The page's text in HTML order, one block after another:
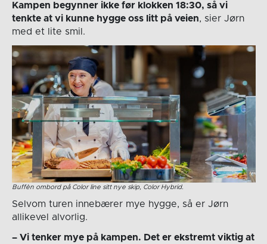
Kampen begynner ikke før klokken 18:30, så vi
tenkte at vi kunne hygge oss litt på veien, sier Jørn
med et lite smil.
Buffèn ombord på Color line sitt nye skip, Color Hybrid.
Selvom turen innebærer mye hygge, så er Jørn
allikevel alvorlig.
– Vi tenker mye på kampen. Det er ekstremt viktig at